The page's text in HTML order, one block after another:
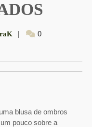
LauraK
|
0
blusa de ombros
pouco sobre a